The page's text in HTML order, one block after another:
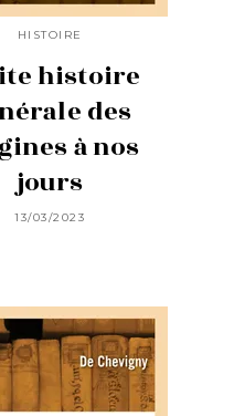
HISTOIRE
histoire
des
à nos
jours
13/03/2023